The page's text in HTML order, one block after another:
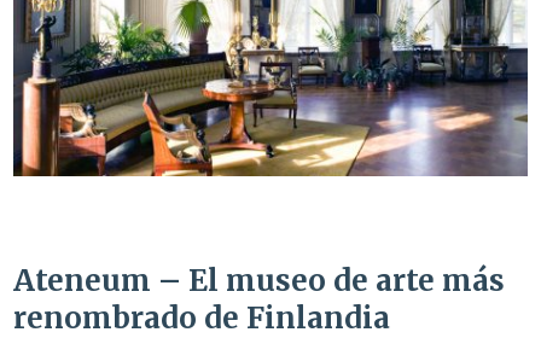
Ateneum – El museo de arte más
renombrado de Finlandia